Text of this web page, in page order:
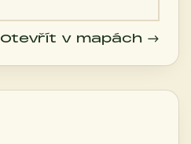
Otevřít v mapách →